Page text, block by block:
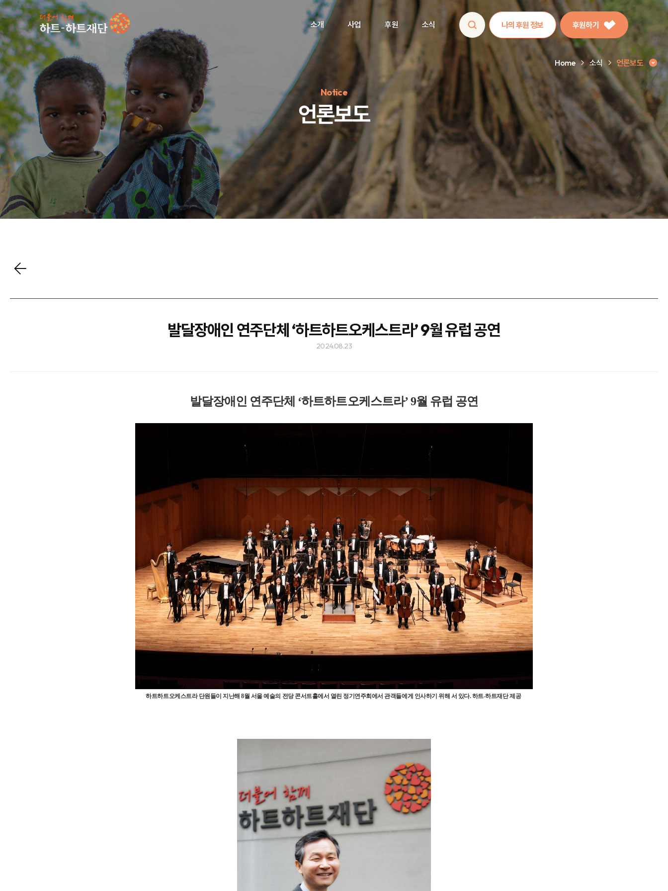
소개 사업 후원 소식 나의 후원 정보 후원하기
인기 키워드 #정기후원 #하트플레이스#캠페인#팬덤후원
Home 소식 언론보도
Notice
언론보도
언론보도
발달장애인 연주단체 ‘하트하트오케스트라’ 9월 유럽 공연
2024.08.23
발달장애인 연주단체 ‘하트하트오케스트라’ 9월 유럽 공연
하트하트오케스트라 단원들이 지난해 8월 서울 예술의 전당 콘서트홀에서 열린 정기연주회에서 관객들에게 인사하기 위해 서 있다. 하트-하트재단 제공